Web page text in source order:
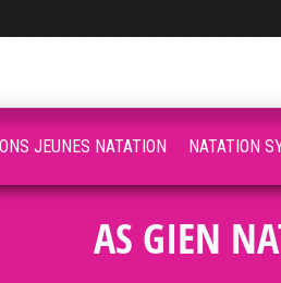
AS GIEN
JEUNES NATATION NATATION